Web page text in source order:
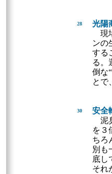
28
光陽
現
ンの
する
る。
倒な
とで
30
安全
泥
を３
ちろ
別も
底し
それ